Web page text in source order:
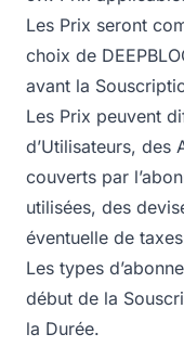
Les Prix seront
choix de
avant la
Les Prix peuvent
d’Utilisateurs, des
couverts par
utilisées, des
éventuelle de
Les types
début de la
la Durée.